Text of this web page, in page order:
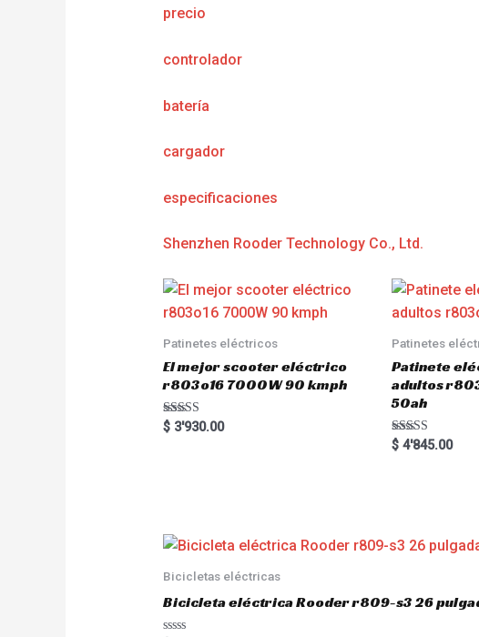
precio
controlador
batería
cargador
especificaciones
Shenzhen Rooder Technology Co., Ltd.
Patinetes eléctricos
El mejor scooter eléctrico
r803o16 7000W 90 kmph
Rated
5.00
$3'930.00
Patinetes
Patinete
adultos
50ah
Rated
5.00
$ 4'845.00
Bicicletas eléctricas
Bicicleta eléctrica Rooder r809-s3 26